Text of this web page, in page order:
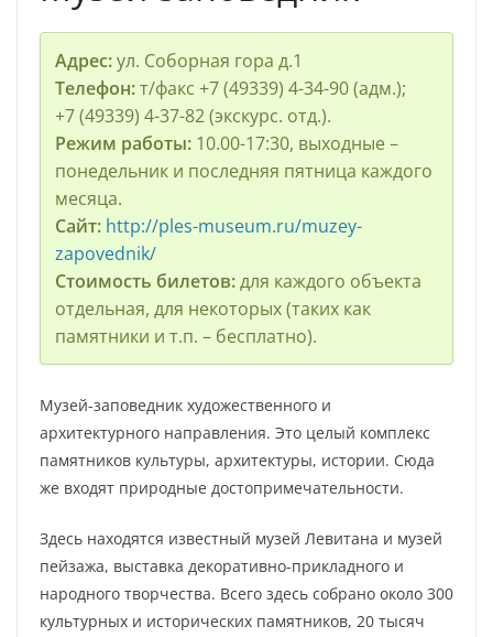
Адрес:ул. Соборная гора д.1
Телефон:т/факс +7 (49339) 4-34-90 (адм.);
+7 (49339) 4-37-82 (экскурс. отд.).
Режим работы:10.00-17:30, выходные –
понедельник и последняя пятница каждого
месяца.
Сайт: http://ples-museum.ru/muzey-
zapovednik/
Стоимость билетов:для каждого объекта
отдельная, для некоторых (таких как
памятники и т.п. – бесплатно).
Музей-заповедник художественного и
архитектурного направления. Это целый комплекс
памятников культуры, архитектуры, истории. Сюда
же входят природные достопримечательности.
Здесь находятся известный музей Левитана и музей
пейзажа, выставка декоративно-прикладного и
народного творчества. Всего здесь собрано около 300
культурных и исторических памятников, 20 тысяч